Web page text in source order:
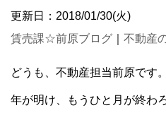
更新日：2018/01/30(火)
賃売課☆前原ブログ
不動産
どうも、不動産担当前原です。
年が明け、もうひと月が終わ